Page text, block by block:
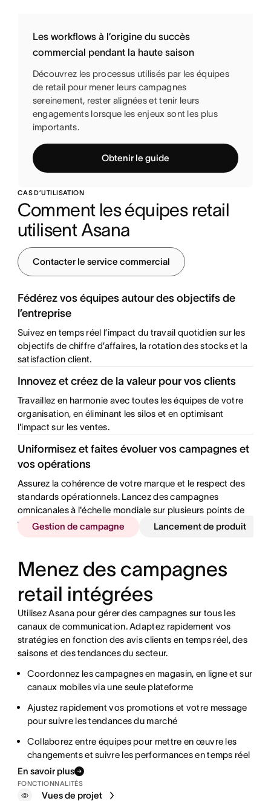
Les workflows à l’origine du succès
commercial pendant la haute saison
Découvrez les processus utilisés par les équipes
de retail pour mener leurs campagnes
sereinement, rester alignées et tenir leurs
engagements lorsque les enjeux sont les plus
importants.
Obtenir le guide
CAS D’UTILISATION
Comment les équipes retail
utilisent Asana
Contacter le service commercial
Fédérez vos équipes autour des objectifs de
l’entreprise
Suivez en temps réel l’impact du travail quotidien sur les
objectifs de chiffre d’affaires, la rotation des stocks et la
satisfaction client.
Innovez et créez de la valeur pour vos clients
Travaillez en harmonie avec toutes les équipes de votre
organisation, en éliminant les silos et en optimisant
l'impact sur les ventes.
Uniformisez et faites évoluer vos campagnes et
vos opérations
Assurez la cohérence de votre marque et le respect des
standards opérationnels. Lancez des campagnes
omnicanales à l'échelle mondiale sur plusieurs points de
vente et canaux en ligne.
Gestion de campagne Lancement de produit
Menez des campagnes
retail intégrées
Utilisez Asana pour gérer des campagnes sur tous les
canaux de communication. Adaptez rapidement vos
stratégies en fonction des avis clients en temps réel, des
saisons et des tendances du secteur.
Coordonnez les campagnes en magasin, en ligne et sur
canaux mobiles via une seule plateforme
Ajustez rapidement vos promotions et votre message
pour suivre les tendances du marché
Collaborez entre équipes pour mettre en œuvre les
changements et suivre les performances en temps réel
En savoir plus
FONCTIONNALITÉS
Vues de projet
Favorisez une coordination optimale des équipes de
conception, de production et de marketing
Suivez le développement d’échantillons, les séances
photo et la création de lookbooks au même endroit
Gérez les calendriers de lancement sur les différents
canaux : vente en magasin, en ligne et en gros
Objectifs
Réorganisez les produits, mettez les stocks à jour et
planifiez la maintenance de façon instantanée
Fournissez des mises à jour à toutes les équipes au
même endroit
Automatisez la collecte d’informations sur les
problèmes liés aux nouveaux produits et équipements
Portefeuilles
Assurez-vous que les équipes se conforment aux
directives de cohérence de la marque
Identifiez les risques et les obstacles avant qu’ils
retardent l’ouverture du point de vente
Améliorez la coordination entre les équipes internes et
les fournisseurs externes qui travaillent sur de
nouveaux sites